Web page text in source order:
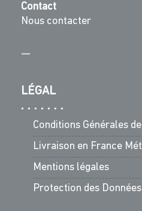
Contact
Nous contacter
—
LÉGAL
Conditions Générales
Livraison en France
Mentions légales
Protection des